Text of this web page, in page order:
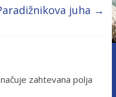
juha →
zahtevana polja